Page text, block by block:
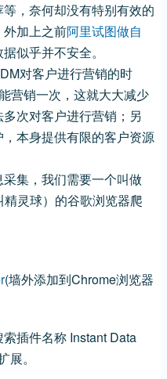
，奈何却没有特别有效的
加上之前阿里试图做自
似乎并不安全。
对客户进行营销的时
营销一次，这就大大减少
次对客户进行营销；另
本身提供有限的客户资源
集，我们需要一个叫做
灵球）的谷歌浏览器爬
(墙外添加到Chrome浏览器
插件名称 Instant Data
。